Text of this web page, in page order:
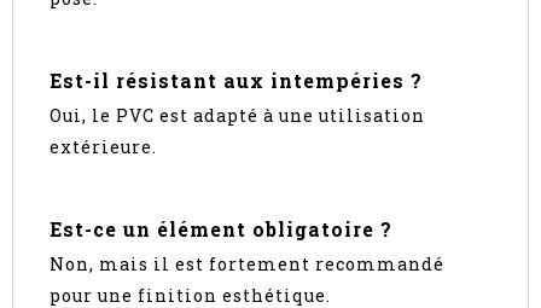
Est-il résistant aux intempéries ?
Oui, le PVC est adapté à une utilisation
extérieure.
Est-ce un élément obligatoire ?
Non, mais il est fortement recommandé
pour une finition esthétique.